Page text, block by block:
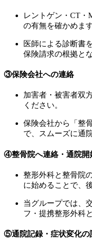
レントゲン・CT・
の有無を確かめます
医師による診断書
保険請求の根拠と
③保険会社への連絡
加害者・被害者双
ください。
保険会社から「整
で、スムーズに通
④整骨院へ連絡・通院開
整形外科と整骨院
に始めることで、
当グループでは、
フ・提携整形外科
⑤通院記録・症状変化の